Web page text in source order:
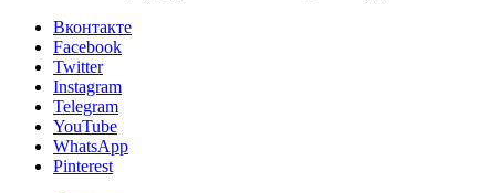
Вконтакте
Facebook
Twitter
Instagram
Telegram
YouTube
WhatsApp
Pinterest